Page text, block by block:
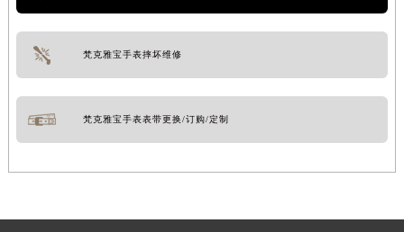
梵克雅宝手表摔坏维修
梵克雅宝手表表带更换/订购/定制